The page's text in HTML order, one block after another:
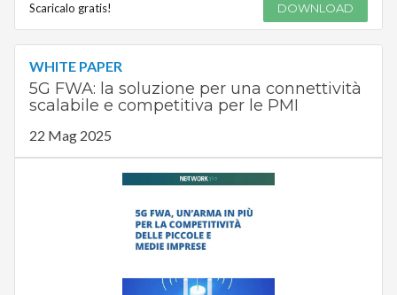
Scaricalo gratis! DOWNLOAD
WHITE PAPER
5G FWA: la soluzione per una connettività
scalabile e competitiva per le PMI
22 Mag 2025